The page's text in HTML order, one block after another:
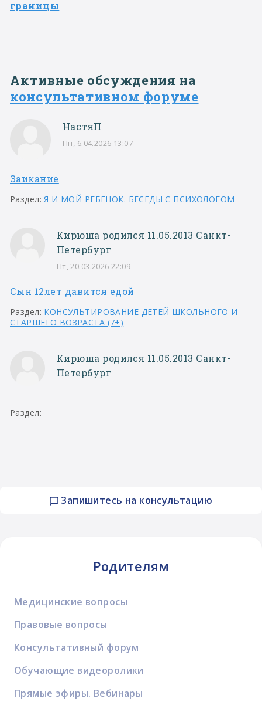
Запишитесь на консультацию
Родителям
Медицинские вопросы
Правовые вопросы
Консультативный форум
Обучающие видеоролики
Прямые эфиры. Вебинары
границы
Активные обсуждения на
консультативном форуме
НастяП
Пн, 6.04.2026 13:07
Заикание
Раздел:Я И МОЙ РЕБЕНОК. БЕСЕДЫ С ПСИХОЛОГОМ
Кирюша родился 11.05.2013 Санкт-
Петербург
Пт, 20.03.2026 22:09
Сын 12лет давится едой
Раздел: КОНСУЛЬТИРОВАНИЕ ДЕТЕЙ ШКОЛЬНОГО И
СТАРШЕГО ВОЗРАСТА (7+)
Кирюша родился 11.05.2013 Санкт-
Петербург
Раздел: